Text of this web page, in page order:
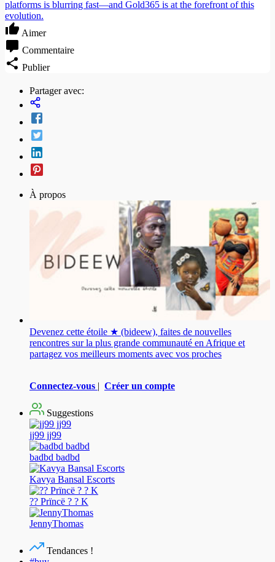
platforms is blurring fast—and Gold365 is at the forefront of this
evolution.
Aimer
Commentaire
Publier
Partager avec:
À propos
Devenez cette étoile ★ (bideew), faites de nouvelles
rencontres sur la plus grande communauté en Afrique et
partagez vos meilleurs moments avec vos proches
Connectez-vous | Créer un compte
Suggestions
jj99 jj99
badbd badbd
Kavya Bansal Escorts
?? Prïncë ? ? K
JennyThomas
Tendances !